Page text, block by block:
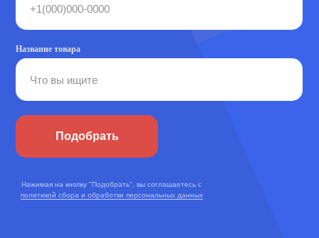
Название товара
Подобрать
Нажимая на кнопку "Подобрать", вы соглашаетесь с
политикой сбора и обработки персональных данных